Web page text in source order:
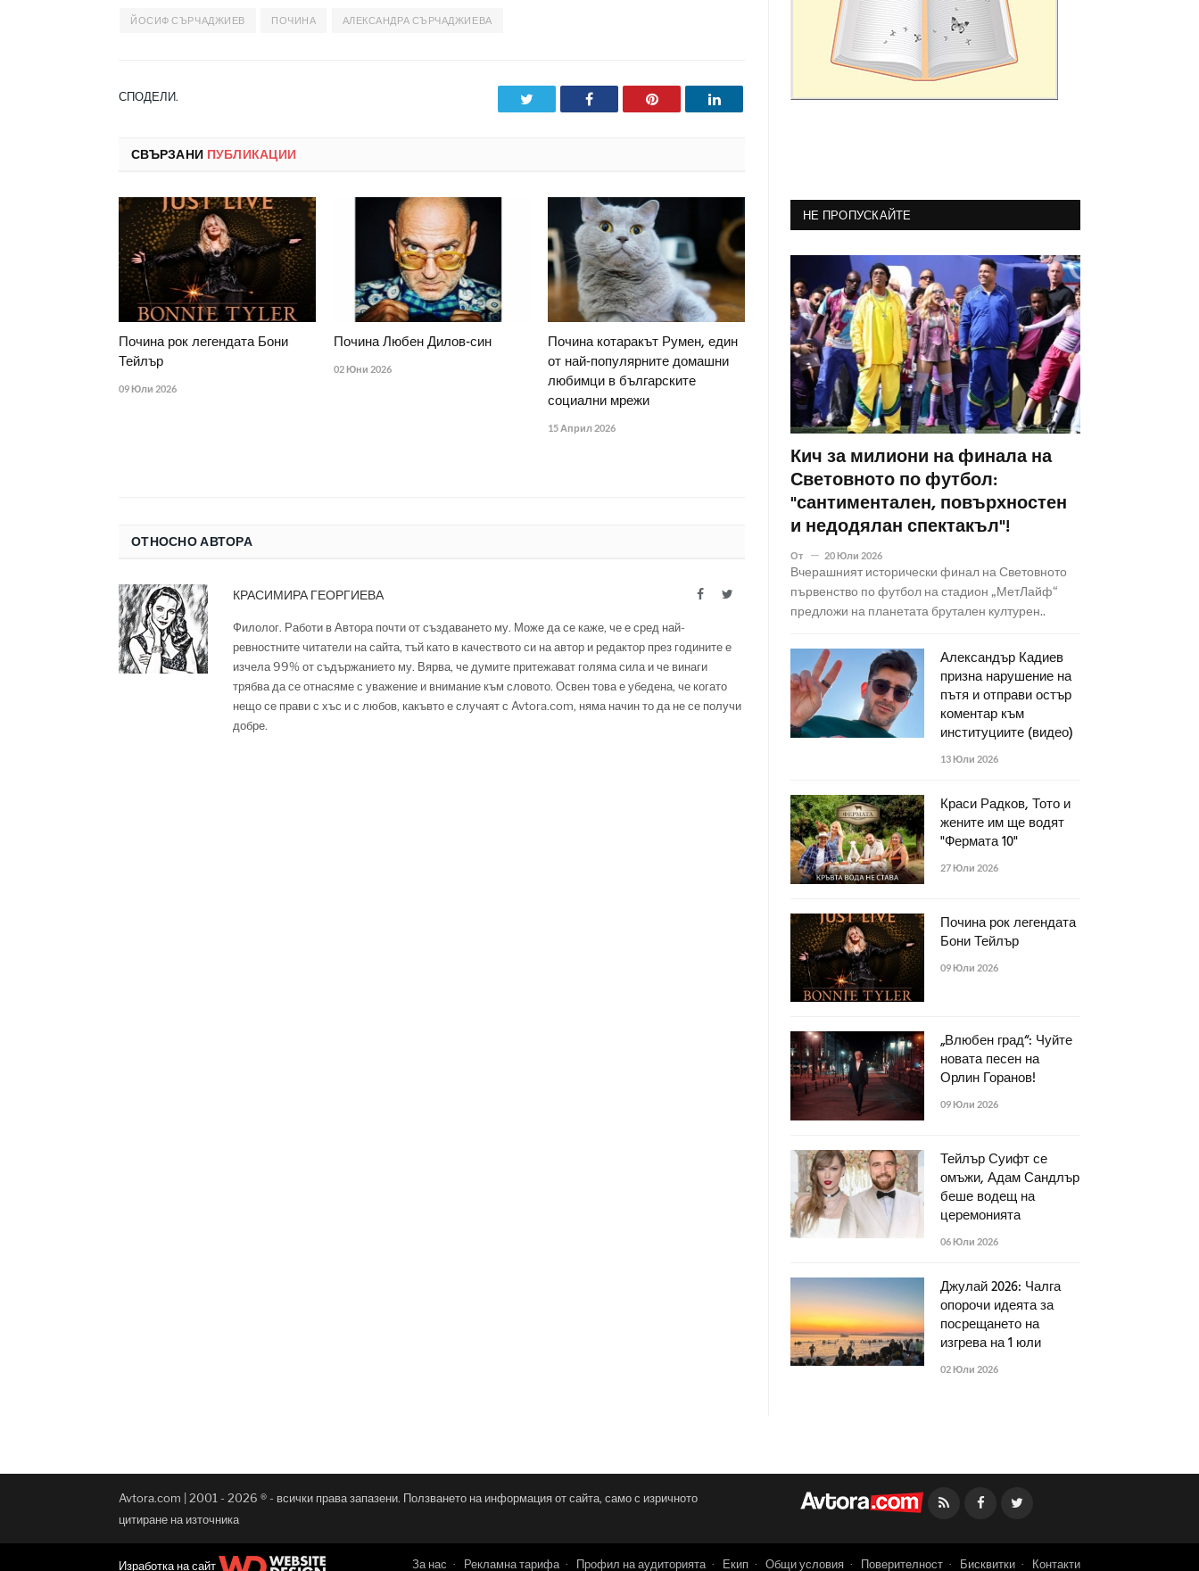
ЙОСИФ СЪРЧАДЖИЕВ ПОЧИНА АЛЕКСАНДРА СЪРЧАДЖИЕВА
СПОДЕЛИ. Facebook Pinterest LinkedIn
СВЪРЗАНИ ПУБЛИКАЦИИ
Почина рок легендата Бони
Тейлър
09 Юли 2026
Почина Любен Дилов-син
02 Юни 2026
Почина котаракът Румен, един
от най‑популярните домашни
любимци в българските
социални мрежи
15 Април 2026
ОТНОСНО АВТОРА
КРАСИМИРА ГЕОРГИЕВА FacebookTwitter
Филолог. Работи в Автора почти от създаването му. Може да се каже, че е сред най-
ревностните читатели на сайта, тъй като в качеството си на автор и редактор през годините е
изчела 99% от съдържанието му. Вярва, че думите притежават голяма сила и че винаги
трябва да се отнасяме с уважение и внимание към словото. Освен това е убедена, че когато
нещо се прави с хъс и с любов, какъвто е случаят с Avtora.com, няма начин то да не се получи
добре.
НЕ ПРОПУСКАЙТЕ
Кич за милиони на финала на
Световното по футбол:
"сантиментален, повърхностен
и недодялан спектакъл"!
От 20 Юли 2026
Вчерашният исторически финал на Световното
първенство по футбол на стадион „МетЛайф“
предложи на планетата брутален културен..
Александър Кадиев
призна нарушение на
пътя и отправи остър
коментар към
институциите (видео)
13 Юли 2026
Краси Радков, Тото и
жените им ще водят
"Фермата 10"
27 Юли 2026
Почина рок легендата
Бони Тейлър
09 Юли 2026
„Влюбен град“: Чуйте
новата песен на
Орлин Горанов!
09 Юли 2026
Тейлър Суифт се
омъжи, Адам Сандлър
беше водещ на
церемонията
06 Юли 2026
Джулай 2026: Чалга
опорочи идеята за
посрещането на
изгрева на 1 юли
02 Юли 2026
Avtora.com | 2001 - 2026 ® - всички права запазени. Ползването на информация от сайта, само с изричното
цитиране на източника
Facebook
Изработка на сайт За нас Рекламна тарифа Профил на аудиторията Екип Общи условия Поверителност Бисквитки Контакти